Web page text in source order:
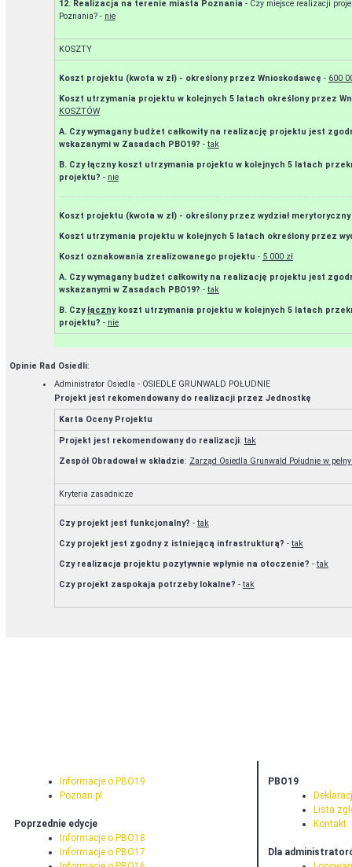
12. Realizacja na terenie miasta Poznania - Czy miejsce realizacji
Poznania? - nie
KOSZTY
Koszt projektu (kwota w zł) - określony przez Wnioskodawcę - 600
Koszt utrzymania projektu w kolejnych 5 latach określony przez
KOSZTÓW
A. Czy wymagany budżet całkowity na realizację projektu jest
wskazanymi w Zasadach PBO19? - tak
B. Czy łączny koszt utrzymania projektu w kolejnych 5 latach
projektu? - nie
Koszt projektu (kwota w zł) - określony przez wydział merytoryczny
Koszt utrzymania projektu w kolejnych 5 latach określony przez
Koszt oznakowania zrealizowanego projektu - 5 000 zł
A. Czy wymagany budżet całkowity na realizację projektu jest
wskazanymi w Zasadach PBO19? - tak
B. Czyłącznykoszt utrzymania projektu w kolejnych 5 latach
projektu? - nie
Opinie Rad Osiedli:
Administrator Osiedla - OSIEDLE GRUNWALD POŁUDNIE
Projekt jest rekomendowany do realizacji przez Jednostkę
Karta Oceny Projektu
Projekt jest rekomendowany do realizacji: tak
Zespół Obradował w składzie: Zarząd Osiedla Grunwald Południe w
Kryteria zasadnicze
Czy projekt jest funkcjonalny? - tak
Czy projekt jest zgodny z istniejącą infrastrukturą? - tak
Czy realizacja projektu pozytywnie wpłynie na otoczenie? - tak
Czy projekt zaspokaja potrzeby lokalne? - tak
Informacje o PBO19
Poznan.pl
Poprzednie edycje
Informacje o PBO18
Informacje o PBO17
PBO19
Lista
Kontakt
Dla